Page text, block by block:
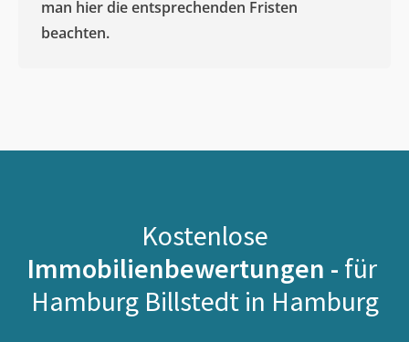
man hier die entsprechenden Fristen
beachten.
Kostenlose
Immobilienbewertungen - für
Hamburg Billstedt in Hamburg